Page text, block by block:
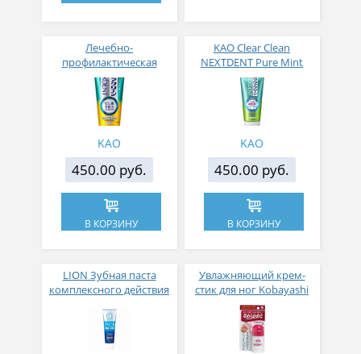
Лечебно-
профилактическая
зубная паста против
бактерий и неприятного
запаха KAO Clear Clean
NEXDENT Mild Citrus
KAO
450.00 руб.
В КОРЗИНУ
KAO Clear Clean
NEXTDENT Pure Mint
Лечебно-
профилактическая
зубная паста с
микрогранулами и
KAO
450.00 руб.
В КОРЗИНУ
LION Зубная паста
комплексного действия
Увлажняющий крем-
стик для ног Kobayashi
Smooth or stick 30 гр